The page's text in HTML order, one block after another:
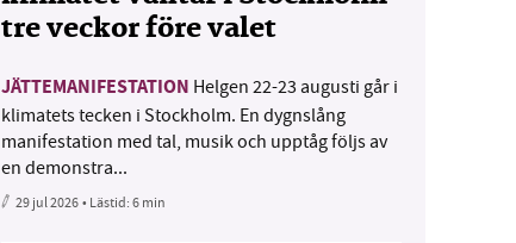
tre veckor före valet
JÄTTEMANIFESTATION Helgen 22-23 augusti går i
klimatets tecken i Stockholm. En dygnslång
manifestation med tal, musik och upptåg följs av
en demonstra...
29 jul 2026• Lästid:6 min